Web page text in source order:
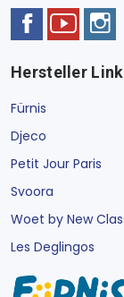
Hersteller
Fürnis
Djeco
Petit Jour Paris
Svoora
Woet by New
Les Deglingos